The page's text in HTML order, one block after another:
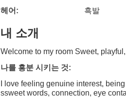
헤어:
흑발
내 소개
Welcome to my room Sweet,
나를 흥분 시키는 것:
I love feeling genuine interest,
ssweet words, connection, eye